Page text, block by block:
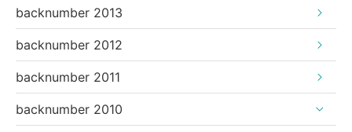
backnumber 2013
backnumber 2012
backnumber 2011
backnumber 2010